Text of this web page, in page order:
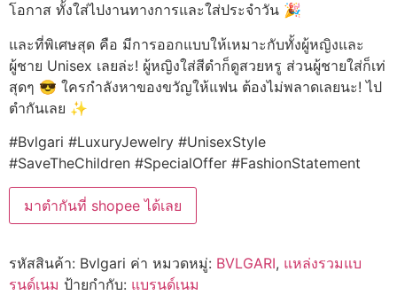
โอกาส ทั้งใส่ไปงานทางการและใส่ประจำวัน 🎉
และที่พิเศษสุด คือ มีการออกแบบให้เหมาะกับทั้งผู้หญิงและ
ผู้ชาย Unisex เลยล่ะ! ผู้หญิงใส่สีดำก็ดูสวยหรู ส่วนผู้ชายใส่ก็เท่
สุดๆ 😎 ใครกำลังหาของขวัญให้แฟน ต้องไม่พลาดเลยนะ! ไป
ตำกันเลย ✨
#Bvlgari #LuxuryJewelry #UnisexStyle
#SaveTheChildren #SpecialOffer #FashionStatement
มาตำกันที่ shopee ได้เลย
รหัสสินค้า: Bvlgari ค่า หมวดหมู่: BVLGARI, แหล่งรวมแบ
รนด์เนม ป้ายกำกับ: แบรนด์เนม